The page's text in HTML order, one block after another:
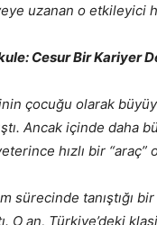
uzanan o etkileyici
Cesur Bir Kariyer
çocuğu olarak
Ancak içinde daha
hızlı bir “araç”
sürecinde tanıştığı
an, Türkiye’deki